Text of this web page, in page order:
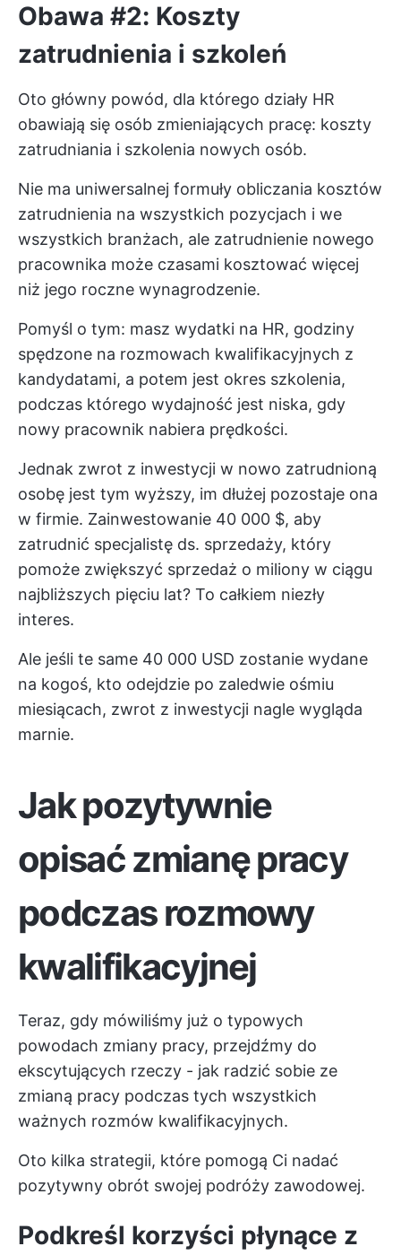
Obawa #2: Koszty
zatrudnienia i szkoleń
Oto główny powód, dla którego działy HR
obawiają się osób zmieniających pracę: koszty
zatrudniania i szkolenia nowych osób.
Nie ma uniwersalnej formuły obliczania kosztów
zatrudnienia na wszystkich pozycjach i we
wszystkich branżach, ale zatrudnienie nowego
pracownika może czasami kosztować więcej
niż jego roczne wynagrodzenie.
Pomyśl o tym: masz wydatki na HR, godziny
spędzone na rozmowach kwalifikacyjnych z
kandydatami, a potem jest okres szkolenia,
podczas którego wydajność jest niska, gdy
nowy pracownik nabiera prędkości.
Jednak zwrot z inwestycji w nowo zatrudnioną
osobę jest tym wyższy, im dłużej pozostaje ona
w firmie. Zainwestowanie 40 000 $, aby
zatrudnić specjalistę ds. sprzedaży, który
pomoże zwiększyć sprzedaż o miliony w ciągu
najbliższych pięciu lat? To całkiem niezły
interes.
Ale jeśli te same 40 000 USD zostanie wydane
na kogoś, kto odejdzie po zaledwie ośmiu
miesiącach, zwrot z inwestycji nagle wygląda
marnie.
Jak pozytywnie
opisać zmianę pracy
podczas rozmowy
kwalifikacyjnej
Teraz, gdy mówiliśmy już o typowych
powodach zmiany pracy, przejdźmy do
ekscytujących rzeczy - jak radzić sobie ze
zmianą pracy podczas tych wszystkich
ważnych rozmów kwalifikacyjnych.
Oto kilka strategii, które pomogą Ci nadać
pozytywny obrót swojej podróży zawodowej.
Podkreśl korzyści płynące z